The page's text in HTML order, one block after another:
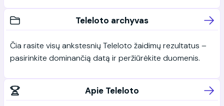
Teleloto archyvas
Čia rasite visų ankstesnių Teleloto žaidimų rezultatus –
pasirinkite dominančią datą ir peržiūrėkite duomenis.
Apie Teleloto